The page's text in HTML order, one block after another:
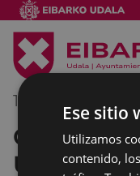
18/09/2018
Comisión
Ese sitio
Utilizamos
contenido,